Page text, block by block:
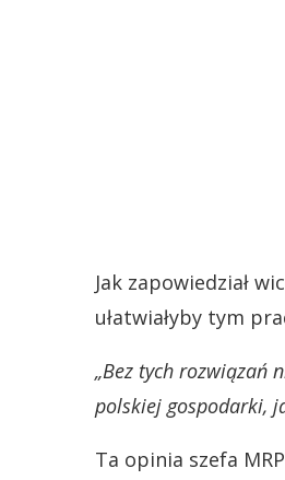
Jak zapowiedział
ułatwiałyby tym
„Bez tych rozwiązań
polskiej gospodarki,
Ta opinia szefa